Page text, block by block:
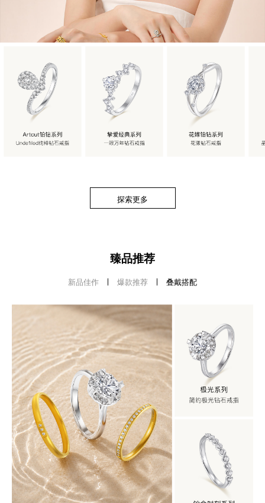
探索更多
臻品推荐
新品佳作 爆款推荐 叠戴搭配